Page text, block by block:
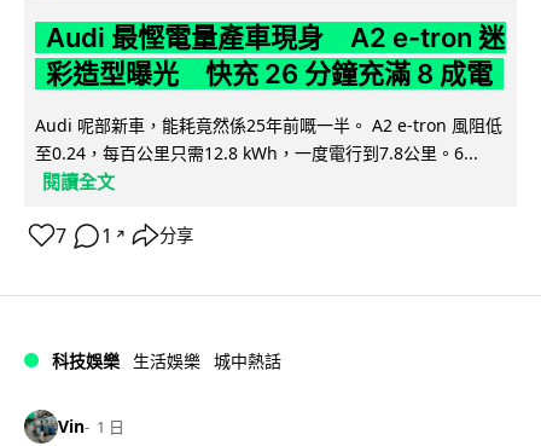
Audi 最慳電量產車現身 A2 e-tron 迷
彩造型曝光 快充 26 分鐘充滿 8 成電
Audi 呢部新車，能耗竟然係25年前嘅一半。 A2 e-tron 風阻低
至0.24，每百公里只需12.8 kWh，一度電行到7.8公里。6...
閱讀全文
7 1 ↗ 分享
科技娛樂 生活娛樂 城中熱話
Vin 1 日